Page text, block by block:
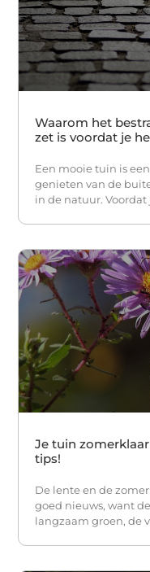
Waarom het
zet is voordat je
Een mooie tuin is
genieten van de
in de natuur.
Je tuin
tips!
De lente en de
goed nieuws, want
langzaam groen, de